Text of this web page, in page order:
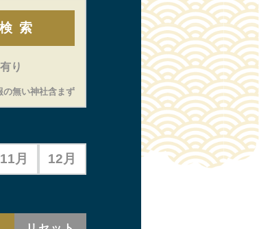
検索
有り
無い神社含まず
11月 12月